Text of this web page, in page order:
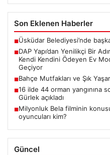
Son Eklenen Haberler
■Üsküdar Belediyesi’nde
■DAP Yapı’dan Yenilikçi Bir
Kendi Kendini Ödeyen Ev
Geçiyor
■Bahçe Mutfakları ve Şık
■16 ilde 44 orman yangınına
Gürlek açıkladı
■Milyonluk Bela filminin
oyuncuları kim?
Güncel